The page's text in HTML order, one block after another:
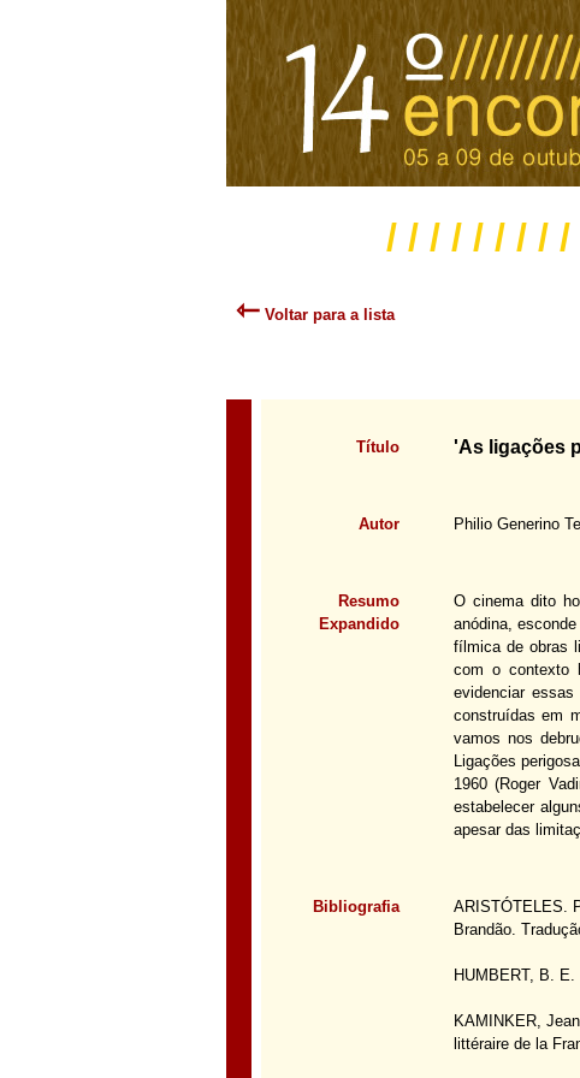
/ / / / / / / /
⇽Voltar para a lista
Título 'As ligações
Autor Philio Generino
Resumo
Expandido
O cinema dito
anódina,
fílmica de obras
com o contexto
evidenciar
construídas em
vamos nos
Ligações
1960 (Roger
estabelecer
apesar das
Bibliografia
ARISTÓTELES.
Brandão.
HUMBERT, B.
KAMINKER,
littéraire de la